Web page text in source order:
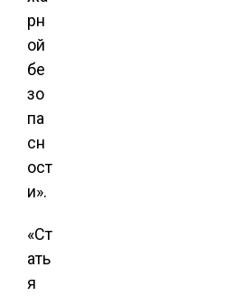
рн
ой
бе
зо
па
сн
ост
и».
«Ст
ать
я